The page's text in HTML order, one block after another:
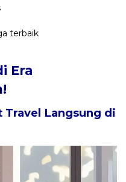
terbaik
Era
Travel Langsung di